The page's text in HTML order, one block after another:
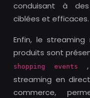
conduisant à
ciblées et efficaces.
Enfin, le
produits sont
shopping events
streaming en
commerce,